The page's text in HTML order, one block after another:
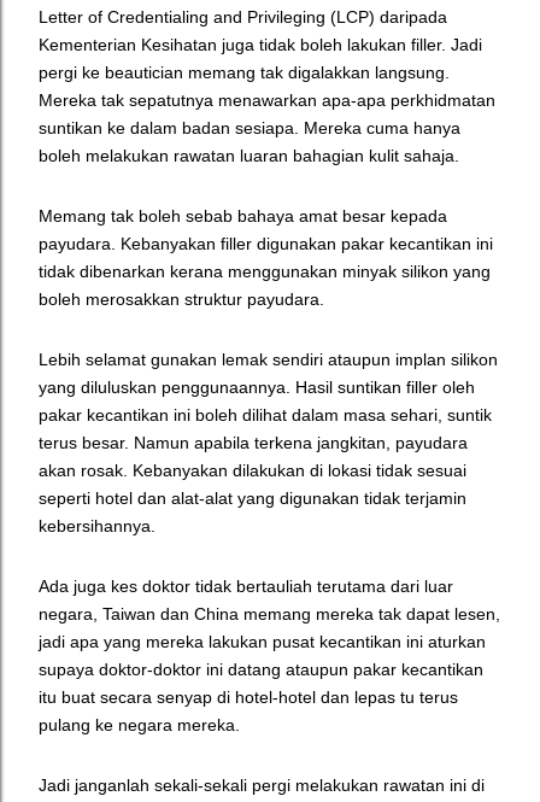
Letter of Credentialing and Privileging (LCP) daripada
Kementerian Kesihatan juga tidak boleh lakukan filler. Jadi
pergi ke beautician memang tak digalakkan langsung.
Mereka tak sepatutnya menawarkan apa-apa perkhidmatan
suntikan ke dalam badan sesiapa. Mereka cuma hanya
boleh melakukan rawatan luaran bahagian kulit sahaja.
Memang tak boleh sebab bahaya amat besar kepada
payudara. Kebanyakan filler digunakan pakar kecantikan ini
tidak dibenarkan kerana menggunakan minyak silikon yang
boleh merosakkan struktur payudara.
Lebih selamat gunakan lemak sendiri ataupun implan silikon
yang diluluskan penggunaannya. Hasil suntikan filler oleh
pakar kecantikan ini boleh dilihat dalam masa sehari, suntik
terus besar. Namun apabila terkena jangkitan, payudara
akan rosak. Kebanyakan dilakukan di lokasi tidak sesuai
seperti hotel dan alat-alat yang digunakan tidak terjamin
kebersihannya.
Ada juga kes doktor tidak bertauliah terutama dari luar
negara, Taiwan dan China memang mereka tak dapat lesen,
jadi apa yang mereka lakukan pusat kecantikan ini aturkan
supaya doktor-doktor ini datang ataupun pakar kecantikan
itu buat secara senyap di hotel-hotel dan lepas tu terus
pulang ke negara mereka.
Jadi janganlah sekali-sekali pergi melakukan rawatan ini di